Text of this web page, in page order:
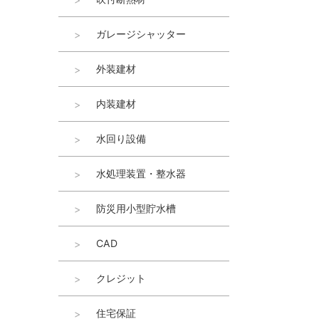
ガレージシャッター
外装建材
内装建材
水回り設備
水処理装置・整水器
防災用小型貯水槽
CAD
クレジット
住宅保証